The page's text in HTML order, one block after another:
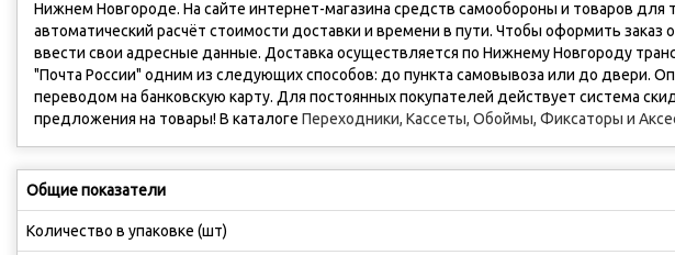
Нижнем Новгороде. На сайте интернет-магазина средств самообороны и товаров для
автоматический расчёт стоимости доставки и времени в пути. Чтобы оформить
ввести свои адресные данные. Доставка осуществляется по Нижнему Новгороду
"Почта России" одним из следующих способов: до пункта самовывоза или до двери.
переводом на банковскую карту. Для постоянных покупателей действует система
предложения на товары! В каталоге Переходники, Кассеты, Обоймы, Фиксаторы и
Общие показатели
Количество в упаковке (шт)